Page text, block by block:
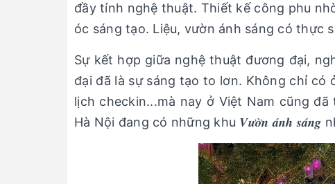
đầy tính nghệ thuật. Thiết kế công phu
óc sáng tạo. Liệu, vườn ánh sáng có thực
Sự kết hợp giữa nghệ thuật đương đại,
đại đã là sự sáng tạo to lơn. Không chỉ
lịch checkin...mà nay ở Việt Nam cũng
Hà Nội đang có những khu 𝑽𝒖̛𝒐̛̀𝒏 𝒂́𝒏𝒉 𝒔𝒂́𝒏𝒈